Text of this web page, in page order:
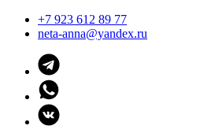
+7 923 612 89 77
neta-anna@yandex.ru